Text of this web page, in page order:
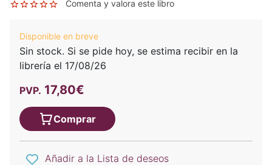
Comenta y valora este libro
Disponible en breve
Sin stock. Si se pide hoy, se estima recibir en la
librería el 17/08/26
PVP. 17,80€
Comprar
Añadir a la Lista de deseos